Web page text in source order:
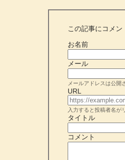
この記事にコメン
お名前
メール
メールアドレスは公開
URL
入力すると投稿者名が
タイトル
コメント